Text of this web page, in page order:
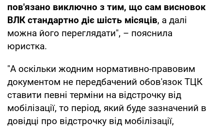
пов'язано виключно з тим, що сам висновок
ВЛК стандартно діє шість місяців, а далі
можна його переглядати", – пояснила
юристка.
"А оскільки жодним нормативно-правовим
документом не передбачений обов'язок ТЦК
ставити певні терміни на відстрочку від
мобілізації, то період, який буде зазначений в
довідці про відстрочку від мобілізації,